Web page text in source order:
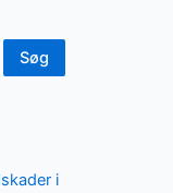
Søg
i